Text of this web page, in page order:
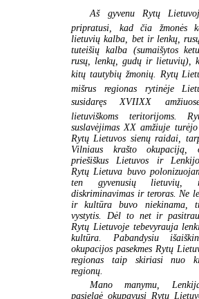
Aš gyvenu Rytų
pripratusi, kad čia žmonės
lietuvių kalba, bet ir lenkų,
tuteišių kalba (sumaišytos
rusų, lenkų, gudų ir lietuvių),
kitų tautybių žmonių. Rytų
mišrus regionas rytinėje
susidaręs XVIIXX
lietuviškoms teritorijoms.
suslavėjimas XX amžiuje
Rytų Lietuvos sienų raidai,
Vilniaus krašto
priešiškus Lietuvos ir
Rytų Lietuva buvo
ten gyvenusių lietuvių,
diskriminavimas ir teroras. Ne
ir kultūra buvo niekinama,
vystytis. Dėl to net ir
Rytų Lietuvoje tebevyrauja
kultūra. Pabandysiu
okupacijos pasekmes Rytų
regionas taip skiriasi nuo
regionų.
Mano manymu,
pasielgė okupavusi Rytų